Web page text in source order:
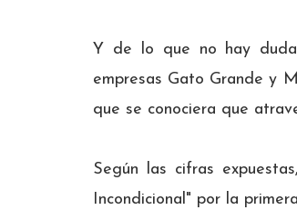
Y de lo que no hay
empresas Gato Grande y
que se conociera que
Según las cifras
Incondicional" por la